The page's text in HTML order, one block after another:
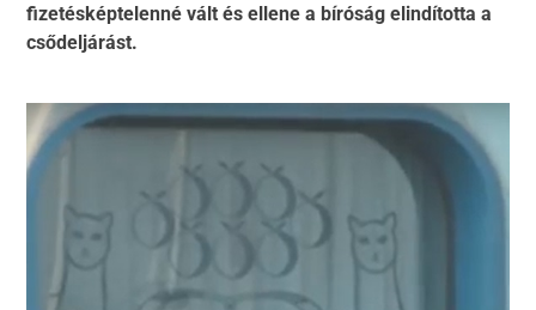
fizetésképtelenné vált és ellene a bíróság elindította a
csődeljárást.